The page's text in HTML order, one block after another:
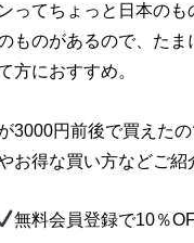
ってちょっと日本のも
ものがあるので、たま
方におすすめ。
3000円前後で買えたの
お得な買い方などご紹
無料会員登録で10％